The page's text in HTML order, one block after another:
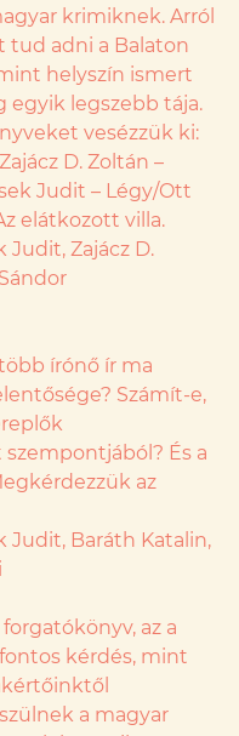
krimiknek. Arról
tud adni a Balaton
helyszín ismert
egyik legszebb tája.
vesézzük ki:
D. Zoltán –
Judit – Légy/Ott
elátkozott villa.
Judit, Zajácz D.
írónő ír ma
Számít-e,
És a
az
Judit, Baráth Katalin,
az a
kérdés, mint
a magyar